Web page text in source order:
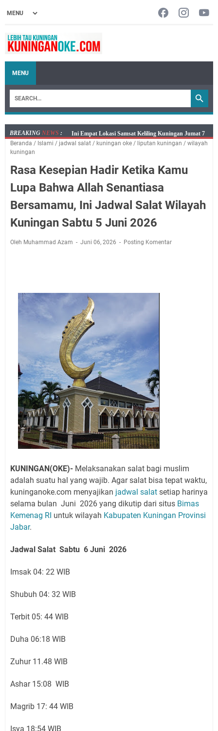
MENU
BREAKING NEWS :
Jumat 7 Agustus 2026 Mobil SIM Keliling Ada di
Kecamatan Sindangagung
Dicabut Dari Hidupmu, Kamu Akan Tetap Berjalan
Kelaparan Meskipun Memiliki Sekarung Penuh Uang
juga Tempat Beristirahat yang Paling Menenangkan, Ini
Jadwal Salat Wilayah Kuningan Jumat 7 Agustus 2026
Sangat Seru
Uniku Jadi Tuan Rumah Pendampingan Penyusunan
Dokumen SPMI
Sudahkah Kita Merdeka Dari Hawa Nafsu?
Info Sembako di Pasar Kepuh Kuningan Kamis 6
Agustus 2026, Daging Naik, Telur Turun
Agenda Kegiatan Bupati Kuningan Jumat 7 Agustus
2026 Ada Tiga, Tapi yang Bakal Dihadiri Hanya Satu
Ini Empat Lokasi Samsat Keliling Kuningan Jumat 7
Agustus 2026
Beranda / Islami / jadwal salat / kuningan oke / liputan kuningan / wilayah
kuningan
Rasa Kesepian Hadir Ketika Kamu
Lupa Bahwa Allah Senantiasa
Bersamamu, Ini Jadwal Salat Wilayah
Kuningan Sabtu 5 Juni 2026
Oleh Muhammad Azam Juni 06, 2026 Posting Komentar
KUNINGAN(OKE)- Melaksanakan salat bagi muslim
adalah suatu hal yang wajib. Agar salat bisa tepat waktu,
kuninganoke.com menyajikan jadwal salat setiap harinya
selama bulan Juni 2026 yang dikutip dari situs Bimas
Kemenag RI untuk wilayah Kabupaten Kuningan Provinsi
Jabar.
Jadwal Salat Sabtu 6 Juni 2026
Imsak 04: 22 WIB
Shubuh 04: 32 WIB
Terbit 05: 44 WIB
Duha 06:18 WIB
Zuhur 11.48 WIB
Ashar 15:08 WIB
Magrib 17: 44 WIB
Isya 18:54 WIB